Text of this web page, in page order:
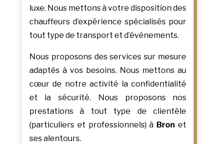
luxe. Nous mettons à votre disposition des
chauffeurs d’expérience spécialisés pour
tout type de transport et d’événements.
Nous proposons des services sur mesure
adaptés à vos besoins. Nous mettons au
cœur de notre activité la confidentialité
et la sécurité. Nous proposons nos
prestations à tout type de clientèle
(particuliers et professionnels) à Bron et
ses alentours.